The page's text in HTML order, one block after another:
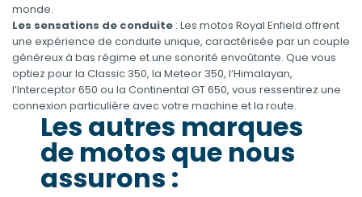
monde.
Les sensations de conduite : Les motos Royal Enfield offrent
une expérience de conduite unique, caractérisée par un couple
généreux à bas régime et une sonorité envoûtante. Que vous
optiez pour la Classic 350, la Meteor 350, l’Himalayan,
l’Interceptor 650 ou la Continental GT 650, vous ressentirez une
connexion particulière avec votre machine et la route.
Les autres marques
de motos que nous
assurons :